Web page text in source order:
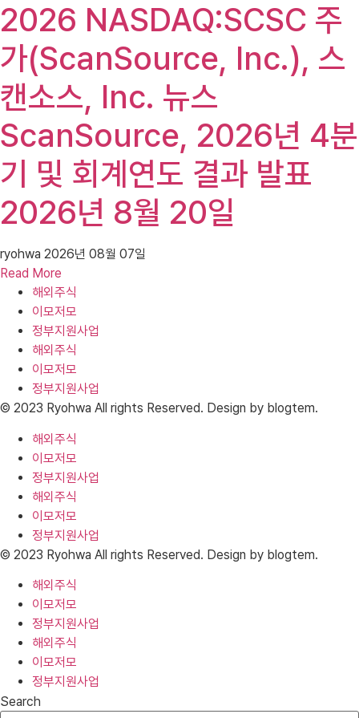
2026 NASDAQ:SCSC 주
가(ScanSource, Inc.), 스
캔소스, Inc. 뉴스
ScanSource, 2026년 4분
기 및 회계연도 결과 발표
2026년 8월 20일
ryohwa 2026년 08월 07일
Read More
해외주식
이모저모
정부지원사업
해외주식
이모저모
정부지원사업
© 2023 Ryohwa All rights Reserved. Design by blogtem.
해외주식
이모저모
정부지원사업
해외주식
이모저모
정부지원사업
© 2023 Ryohwa All rights Reserved. Design by blogtem.
해외주식
이모저모
정부지원사업
해외주식
이모저모
정부지원사업
Search